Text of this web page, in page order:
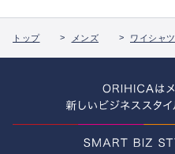
トップ メンズ ワイシャツ